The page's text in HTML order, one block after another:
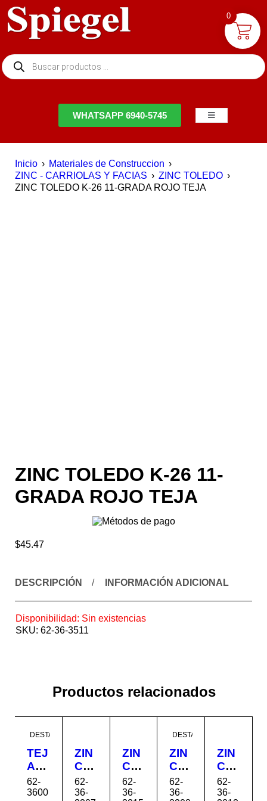
WHATSAPP 6940-5745
Inicio › Materiales de Construccion ›
ZINC - CARRIOLAS Y FACIAS › ZINC TOLEDO ›
ZINC TOLEDO K-26 11-GRADA ROJO TEJA
ZINC TOLEDO K-26 11-
GRADA ROJO TEJA
$45.47
DESCRIPCIÓN INFORMACIÓN ADICIONAL
Disponibilidad: Sin existencias
SKU: 62-36-3511
Productos relacionados
DESTACADO
TEJ
A
GA
LA
62-
3600
ZIN
C
TO
LE
62-
36-
ZIN
C
TO
LE
62-
36-
DESTACADO
ZIN
C
TO
LE
62-
36-
ZIN
C
TO
LE
62-
36-
0